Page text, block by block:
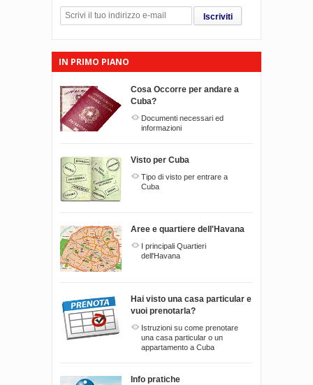
Iscriviti
IN PRIMO PIANO
Cosa Occorre per andare a
Cuba?
Documenti necessari ed
informazioni
Visto per Cuba
Tipo di visto per entrare a
Cuba
Aree e quartiere dell'Havana
I principali Quartieri
dell'Havana
Hai visto una casa particular e
vuoi prenotarla?
Istruzioni su come prenotare
una casa particular o un
appartamento a Cuba
Info pratiche